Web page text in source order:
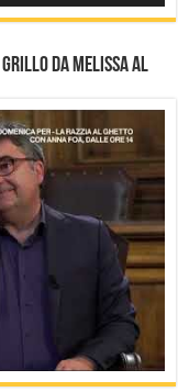
da Melissa al